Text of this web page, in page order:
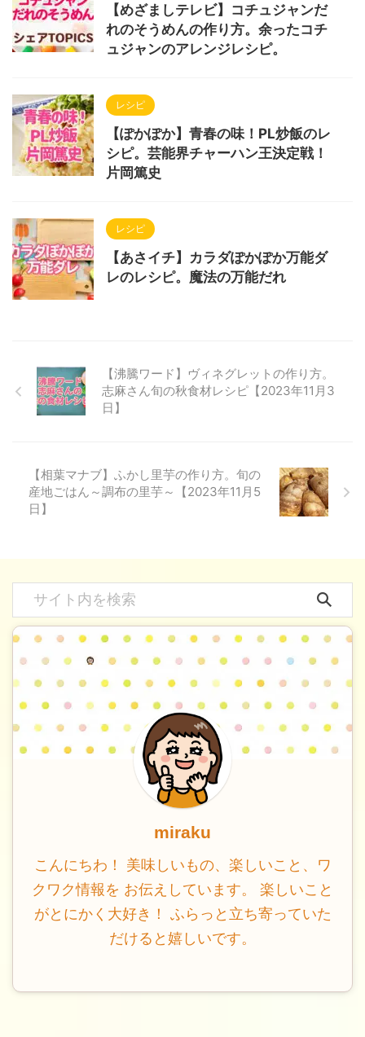
【めざましテレビ】コチュジャンだ
れのそうめんの作り方。余ったコチ
ュジャンのアレンジレシピ。
レシピ
【ぽかぽか】青春の味！PL炒飯のレ
シピ。芸能界チャーハン王決定戦！
片岡篤史
レシピ
【あさイチ】カラダぽかぽか万能ダ
レのレシピ。魔法の万能だれ
【沸騰ワード】ヴィネグレットの作り方。
志麻さん旬の秋食材レシピ【2023年11月3
日】
【相葉マナブ】ふかし里芋の作り方。旬の
産地ごはん～調布の里芋～【2023年11月5
日】
miraku
こんにちわ！ 美味しいもの、楽しいこと、ワ
クワク情報を お伝えしています。 楽しいこと
がとにかく大好き！ ふらっと立ち寄っていた
だけると嬉しいです。